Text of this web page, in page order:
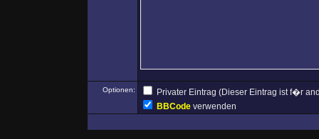
Optionen:
Privater Eintrag (Dieser Eintrag ist f�r
BBCode verwenden